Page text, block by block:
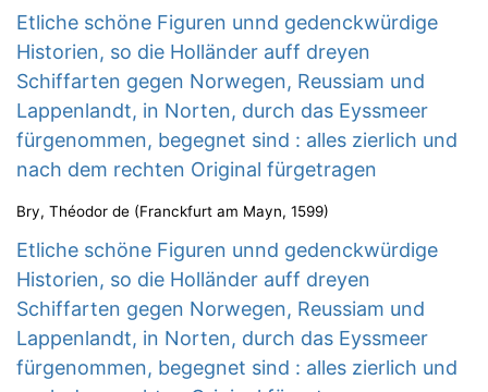
Etliche schöne Figuren unnd gedenckwürdige
Historien, so die Holländer auff dreyen
Schiffarten gegen Norwegen, Reussiam und
Lappenlandt, in Norten, durch das Eyssmeer
fürgenommen, begegnet sind : alles zierlich und
nach dem rechten Original fürgetragen
Bry, Théodor de (Franckfurt am Mayn, 1599)
Etliche schöne Figuren unnd gedenckwürdige
Historien, so die Holländer auff dreyen
Schiffarten gegen Norwegen, Reussiam und
Lappenlandt, in Norten, durch das Eyssmeer
fürgenommen, begegnet sind : alles zierlich und